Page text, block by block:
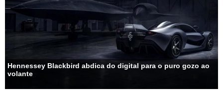
Hennessey Blackbird abdica do digital para o puro gozo ao
volante